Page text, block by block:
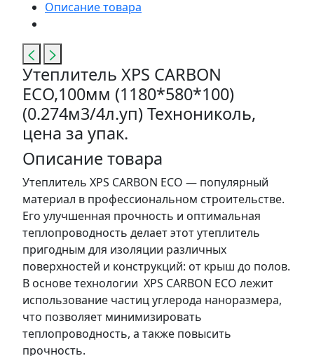
Описание товара
Утеплитель XPS CARBON
ECO,100мм (1180*580*100)
(0.274м3/4л.уп) Технониколь,
цена за упак.
Описание товара
Утеплитель XPS CARBON ECO — популярный
материал в профессиональном строительстве.
Его улучшенная прочность и оптимальная
теплопроводность делает этот утеплитель
пригодным для изоляции различных
поверхностей и конструкций: от крыш до полов.
В основе технологии XPS CARBON ECO лежит
использование частиц углерода наноразмера,
что позволяет минимизировать
теплопроводность, а также повысить
прочность.